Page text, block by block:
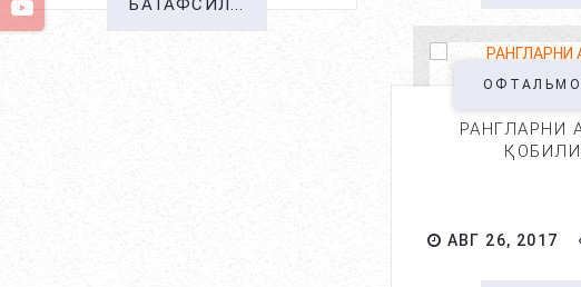
БАТАФСИЛ...
РАНГЛАРНИ
АВГ 26, 2017